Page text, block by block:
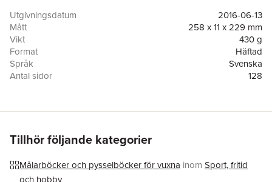
befrias av denna rogivande aktivitet.
Utgivningsdatum
2016-06-13
Mått
258 x 11 x 229 mm
Vikt
430 g
Format
Häftad
Språk
Svenska
Antal sidor
128
ISBN
9781785996900
Tillhör följande kategorier
Målarböcker och pysselböcker för vuxna inom Sport, fritid
och hobby